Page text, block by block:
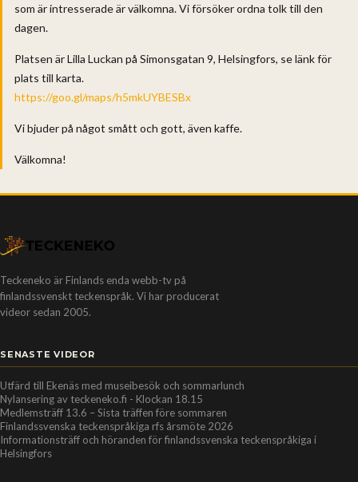
som är intresserade är välkomna. Vi försöker ordna tolk till den
dagen.
Platsen är Lilla Luckan på Simonsgatan 9, Helsingfors, se länk för
plats till karta.
https://goo.gl/maps/h5mkUYBESBx
Vi bjuder på något smått och gott, även kaffe.
Välkomna!
Teckeneko är Finlands enda webb-tv på
finlandssvenskt teckenspråk. Vi har producerat
videor sedan 2005.
SENASTE VIDEOR
Utfärd till Ekenäs med museibesök och sommarlunch
Nylansering av teckeneko.fi - Klockan 18.15
Medlemsträff 13.6 – Sista träffen före sommaren
Finlandssvenska teckenspråkiga rfs årsmöte 2026
Informationsträff och höranden för finlandssvenska teckenspråkiga i
Helsingfors